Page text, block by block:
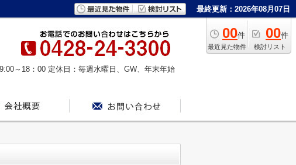
最終更新：2026年08月07日
00件
最近見た物件
00件
検討リスト
～18：00 定休日：毎週水曜日、GW、年末年始